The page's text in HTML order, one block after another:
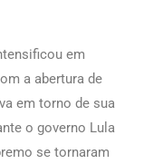
em
a abertura de
em torno de sua
o governo Lula
se tornaram